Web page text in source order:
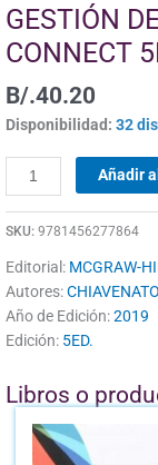
GESTIÓN
CONNECT
B/.40.20
Disponibilidad: 32
Añadir
SKU: 9781456277864
Editorial: MCGRAW-
Autores:CHIAVENATO
Año de Edición:2019
Edición: 5ED.
Libros o